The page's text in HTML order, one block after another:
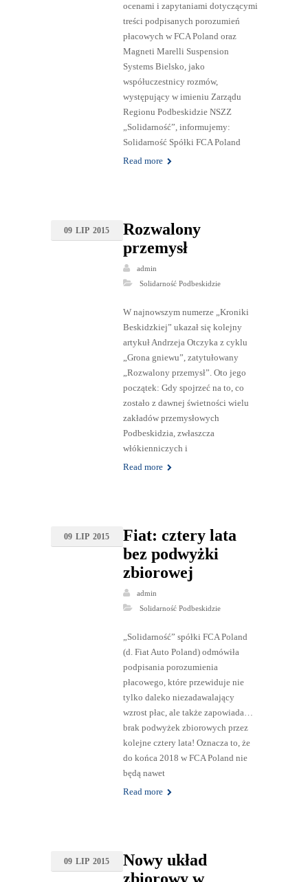
ocenami i zapytaniami dotyczącymi
treści podpisanych porozumień
płacowych w FCA Poland oraz
Magneti Marelli Suspension
Systems Bielsko, jako
współuczestnicy rozmów,
występujący w imieniu Zarządu
Regionu Podbeskidzie NSZZ
„Solidarność”, informujemy:
Solidarność Spółki FCA Poland
Read more
09 LIP 2015
Rozwalony
przemysł
admin
Solidarność Podbeskidzie
W najnowszym numerze „Kroniki
Beskidzkiej” ukazał się kolejny
artykuł Andrzeja Otczyka z cyklu
„Grona gniewu”, zatytułowany
„Rozwalony przemysł”. Oto jego
początek: Gdy spojrzeć na to, co
zostało z dawnej świetności wielu
zakładów przemysłowych
Podbeskidzia, zwłaszcza
włókienniczych i
Read more
09 LIP 2015
Fiat: cztery lata
bez podwyżki
zbiorowej
admin
Solidarność Podbeskidzie
„Solidarność” spółki FCA Poland
(d. Fiat Auto Poland) odmówiła
podpisania porozumienia
płacowego, które przewiduje nie
tylko daleko niezadawalający
wzrost płac, ale także zapowiada…
brak podwyżek zbiorowych przez
kolejne cztery lata! Oznacza to, że
do końca 2018 w FCA Poland nie
będą nawet
Read more
09 LIP 2015
Nowy układ